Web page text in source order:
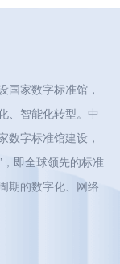
国家数字标准馆，
、智能化转型。中
数字标准馆建设，
，即全球领先的标准
期的数字化、网络